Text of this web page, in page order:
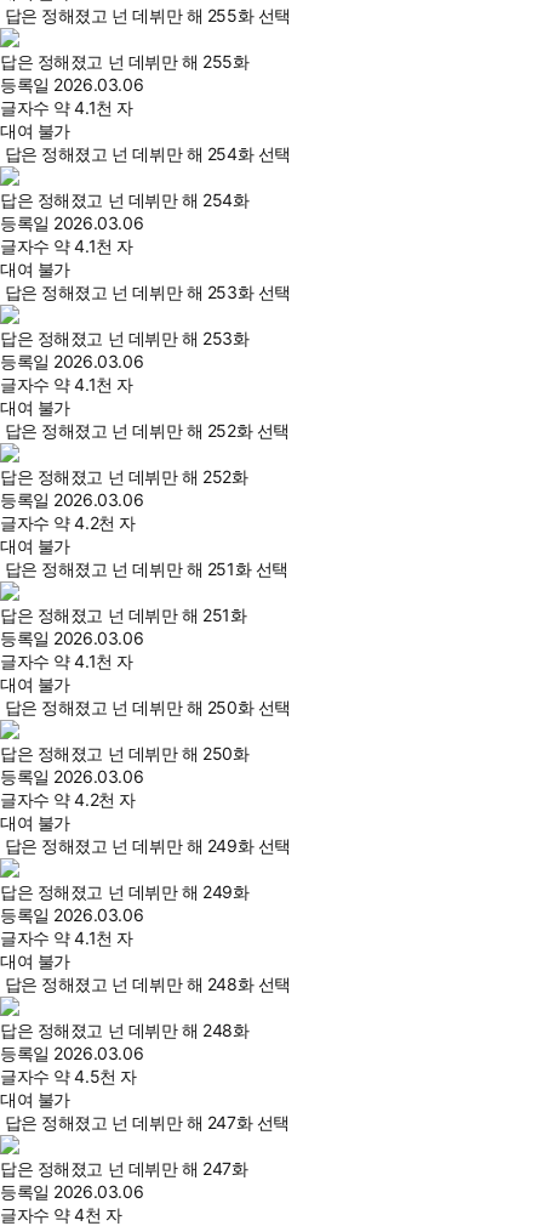
답은 정해졌고 넌 데뷔만 해 255화 선택
답은 정해졌고 넌 데뷔만 해 255화
등록일 2026.03.06
글자수 약 4.1천 자
대여 불가
답은 정해졌고 넌 데뷔만 해 254화 선택
답은 정해졌고 넌 데뷔만 해 254화
등록일 2026.03.06
글자수 약 4.1천 자
대여 불가
답은 정해졌고 넌 데뷔만 해 253화 선택
답은 정해졌고 넌 데뷔만 해 253화
등록일 2026.03.06
글자수 약 4.1천 자
대여 불가
답은 정해졌고 넌 데뷔만 해 252화 선택
답은 정해졌고 넌 데뷔만 해 252화
등록일 2026.03.06
글자수 약 4.2천 자
대여 불가
답은 정해졌고 넌 데뷔만 해 251화 선택
답은 정해졌고 넌 데뷔만 해 251화
등록일 2026.03.06
글자수 약 4.1천 자
대여 불가
답은 정해졌고 넌 데뷔만 해 250화 선택
답은 정해졌고 넌 데뷔만 해 250화
등록일 2026.03.06
글자수 약 4.2천 자
대여 불가
답은 정해졌고 넌 데뷔만 해 249화 선택
답은 정해졌고 넌 데뷔만 해 249화
등록일 2026.03.06
글자수 약 4.1천 자
대여 불가
답은 정해졌고 넌 데뷔만 해 248화 선택
답은 정해졌고 넌 데뷔만 해 248화
등록일 2026.03.06
글자수 약 4.5천 자
대여 불가
답은 정해졌고 넌 데뷔만 해 247화 선택
답은 정해졌고 넌 데뷔만 해 247화
등록일 2026.03.06
글자수 약 4천 자